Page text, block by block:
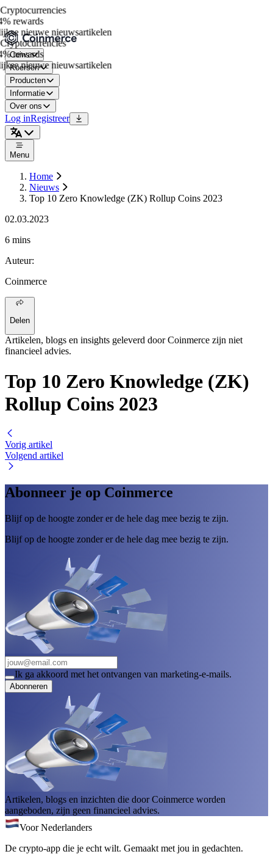
rewards
nieuwe nieuwsartikelen
rewards
nieuwe nieuwsartikelen
Coins
Koersen
Producten
Informatie
Over ons
Log inRegistreer
Menu
Home
Nieuws
Top 10 Zero Knowledge (ZK) Rollup Coins 2023
02.03.2023
6 mins
Auteur:
Coinmerce
Delen
Artikelen, blogs en insights geleverd door Coinmerce zijn niet
financieel advies.
Top 10 Zero Knowledge (ZK)
Rollup Coins 2023
Vorig artikel
Volgend artikel
Abonneer je op Coinmerce
Blijf op de hoogte zonder er de hele dag mee bezig te zijn.
Blijf op de hoogte zonder er de hele dag mee bezig te zijn.
Ik ga akkoord met het ontvangen van marketing-e-mails.
Abonneren
Artikelen, blogs en inzichten die door Coinmerce worden
aangeboden, zijn geen financieel advies.
Voor Nederlanders
De crypto-app die je echt wilt. Gemaakt met jou in gedachten.